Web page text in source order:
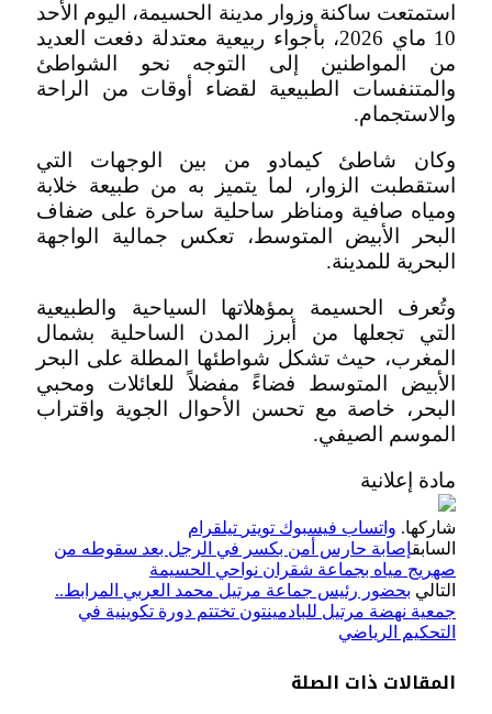
استمتعت ساكنة وزوار مدينة الحسيمة، اليوم الأحد
10 ماي 2026، بأجواء ربيعية معتدلة دفعت العديد
من المواطنين إلى التوجه نحو الشواطئ
والمتنفسات الطبيعية لقضاء أوقات من الراحة
والاستجمام.
وكان شاطئ كيمادو من بين الوجهات التي
استقطبت الزوار، لما يتميز به من طبيعة خلابة
ومياه صافية ومناظر ساحلية ساحرة على ضفاف
البحر الأبيض المتوسط، تعكس جمالية الواجهة
البحرية للمدينة.
وتُعرف الحسيمة بمؤهلاتها السياحية والطبيعية
التي تجعلها من أبرز المدن الساحلية بشمال
المغرب، حيث تشكل شواطئها المطلة على البحر
الأبيض المتوسط فضاءً مفضلاً للعائلات ومحبي
البحر، خاصة مع تحسن الأحوال الجوية واقتراب
الموسم الصيفي.
مادة إعلانية
شاركها. واتساب فيسبوك تويتر تيلقرام
السابقإصابة حارس أمن بكسر في الرجل بعد سقوطه من
صهريج مياه بجماعة شقران نواحي الحسيمة
التالي بحضور رئيس جماعة مرتيل محمد العربي المرابط..
جمعية نهضة مرتيل للبادمينتون تختتم دورة تكوينية في
التحكيم الرياضي
المقالات ذات الصلة